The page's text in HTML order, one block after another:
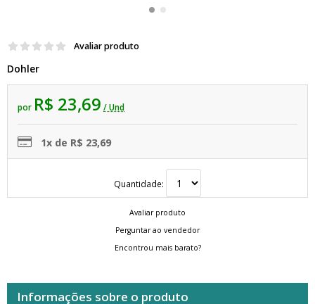
Avaliar produto
Dohler
por R$ 23,69 / Und
1x de R$ 23,69
Quantidade:
Avaliar produto
Perguntar ao vendedor
Encontrou mais barato?
Informações sobre o produto